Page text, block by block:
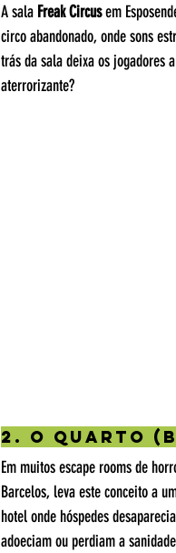
A sala Freak Circus em
circo abandonado, onde sons
trás da sala deixa os jogadores
aterrorizante?
2. O Quarto
Em muitos escape rooms de
Barcelos, leva este conceito a
hotel onde hóspedes
adoeciam ou perdiam a